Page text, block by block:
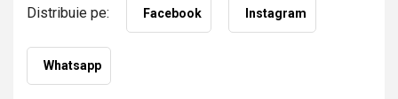
Distribuie pe: Facebook Instagram
Whatsapp